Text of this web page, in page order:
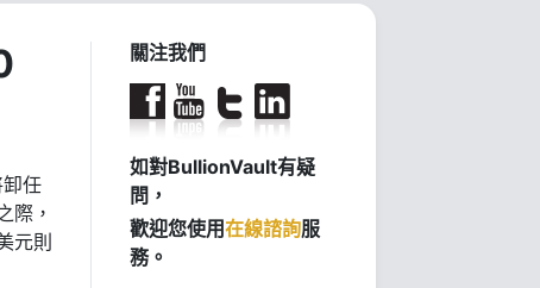
任
際，
元則
關注我們
如對BullionVault有疑
問，
歡迎您使用在線諮詢服
務。